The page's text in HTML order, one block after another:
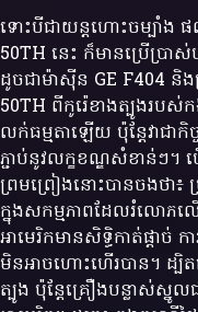
ទោះបីជាយន្តហោះចម្បាំង
50TH នេះ ក៏មានប្រើប្រាស់
ដូចជាម៉ាស៊ីន GE F404 និង
50TH ពីកូរ៉េខាងត្បូងរបស់
លក់ធម្មតាឡើយ ប៉ុន្តែវាជា
ភ្ជាប់នូវលក្ខខណ្ឌសំខាន់ៗ។
ព្រមព្រៀងនោះបានចងថា៖
ក្នុងសកម្មភាពដែលរំលោភលើ
អាមេរិកមានសិទ្ធិកាត់ផ្ដាច់
មិនអាចហោះហើរបាន។ ដ្
ត្បូង ប៉ុន្តែគ្រឿងបន្លាស់ស្នូ